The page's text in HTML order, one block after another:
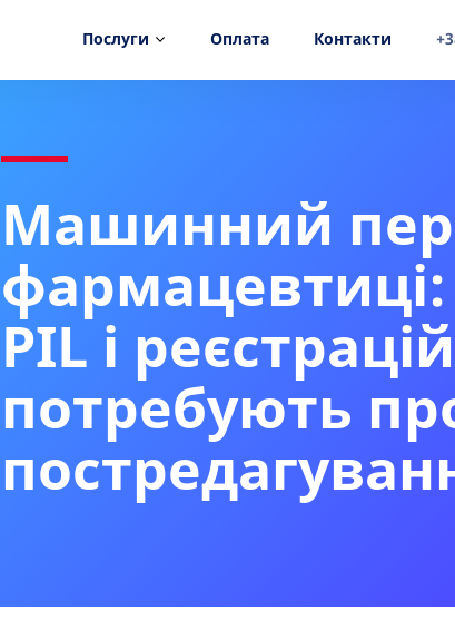
Послуги Оплата Контакти
Машинний
фармацевтиці:
PIL і
потребують